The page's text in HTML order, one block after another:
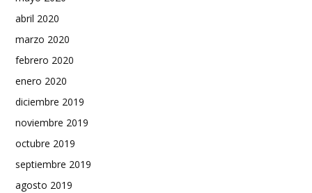
abril 2020
marzo 2020
febrero 2020
enero 2020
diciembre 2019
noviembre 2019
octubre 2019
septiembre 2019
agosto 2019